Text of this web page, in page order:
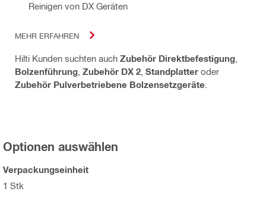
Reinigen von DX Geräten
MEHR ERFAHREN
Hilti Kunden suchten auch Zubehör Direktbefestigung
Bolzenführung Zubehör DX 2 Standplatter oder
Zubehör Pulverbetriebene Bolzensetzgeräte
Optionen auswählen
Verpackungseinheit
1 Stk